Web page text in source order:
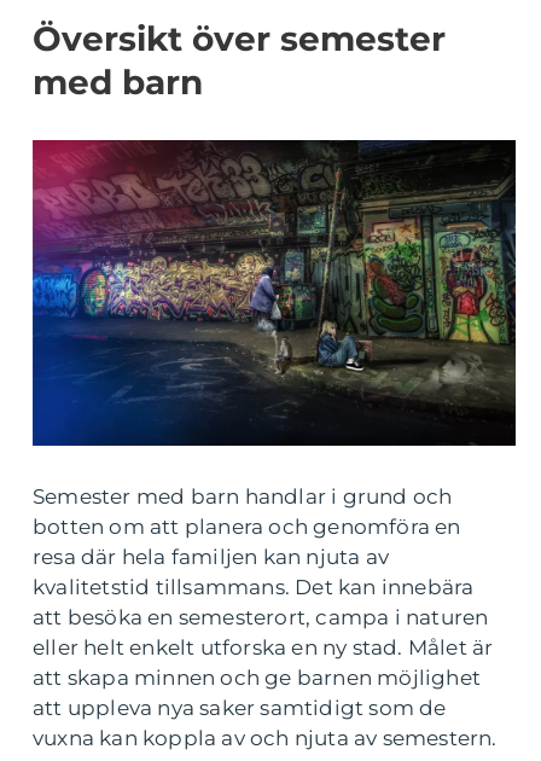
Översikt över semester
med barn
Semester med barn handlar i grund och
botten om att planera och genomföra en
resa där hela familjen kan njuta av
kvalitetstid tillsammans. Det kan innebära
att besöka en semesterort, campa i naturen
eller helt enkelt utforska en ny stad. Målet är
att skapa minnen och ge barnen möjlighet
att uppleva nya saker samtidigt som de
vuxna kan koppla av och njuta av semestern.